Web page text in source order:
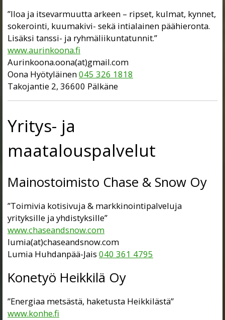
”Iloa ja itsevarmuutta arkeen – ripset, kulmat, kynnet,
sokerointi, kuumakivi- sekä intialainen päähieronta.
Lisäksi tanssi- ja ryhmäliikuntatunnit.”
www.aurinkoona.fi
Aurinkoona.oona(at)gmail.com
Oona Hyötyläinen045 326 1818
Takojantie 2, 36600 Pälkäne
Yritys- ja
maatalouspalvelut
Mainostoimisto Chase & Snow Oy
”Toimivia kotisivuja & markkinointipalveluja
yrityksille ja yhdistyksille”
www.chaseandsnow.com
lumia(at)chaseandsnow.com
Lumia Huhdanpää-Jais 040 361 4795
Konetyö Heikkilä Oy
”Energiaa metsästä, haketusta Heikkilästä”
www.konhe.fi